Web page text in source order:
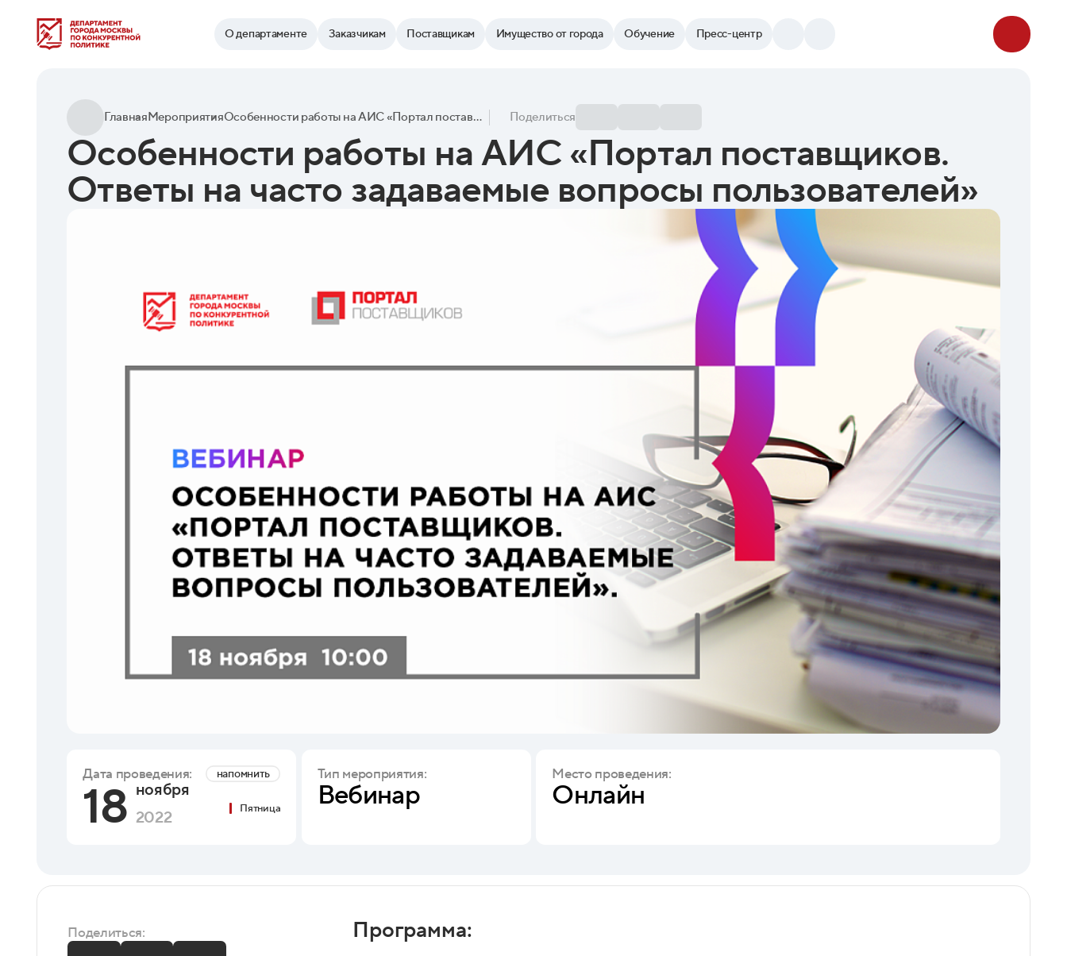
О департаменте Заказчикам Поставщикам Имущество от города Обучение Пресс-центр
ГлавнаяМероприятия Особенности работы на АИС «Портал поставщиков. Ответы на часто задаваемые вопросы пользователей» Поделиться
Особенности работы на АИС «Портал поставщиков.
Ответы на часто задаваемые вопросы пользователей»
Дата проведения: напомнить
18 ноября
2022
Пятница
Тип мероприятия:
Вебинар
Место проведения:
Онлайн
Поделиться: Программа: